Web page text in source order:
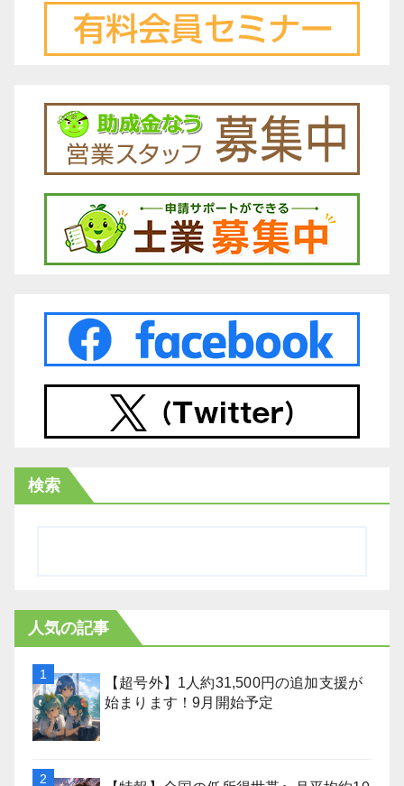
検索
人気の記事
【超号外】1人約31,500円の追加支援が
始まります！9月開始予定